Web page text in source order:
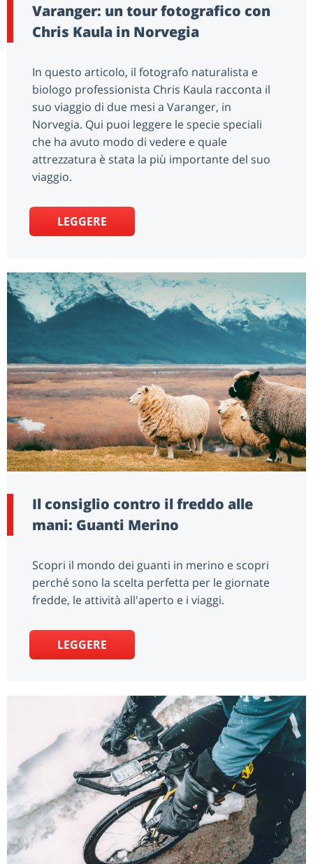
Varanger: un tour fotografico con
Chris Kaula in Norvegia
In questo articolo, il fotografo naturalista e
biologo professionista Chris Kaula racconta il
suo viaggio di due mesi a Varanger, in
Norvegia. Qui puoi leggere le specie speciali
che ha avuto modo di vedere e quale
attrezzatura è stata la più importante del suo
viaggio.
LEGGERE
Il consiglio contro il freddo alle
mani: Guanti Merino
Scopri il mondo dei guanti in merino e scopri
perché sono la scelta perfetta per le giornate
fredde, le attività all'aperto e i viaggi.
LEGGERE